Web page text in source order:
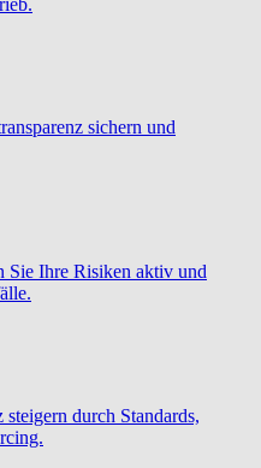
sichern und
Sie Ihre Risiken aktiv und
durch Standards,